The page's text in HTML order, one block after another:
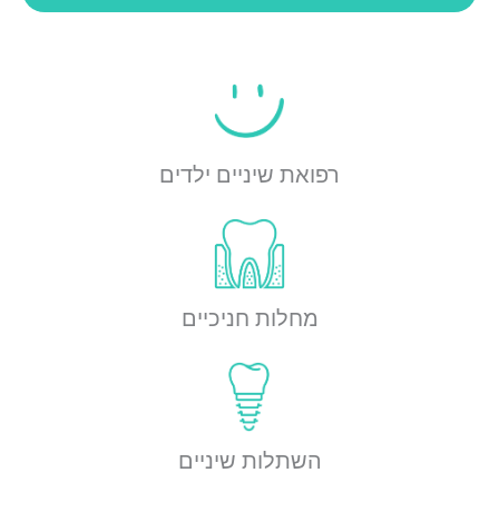
רפואת שיניים ילדים
מחלות חניכיים
השתלות שיניים